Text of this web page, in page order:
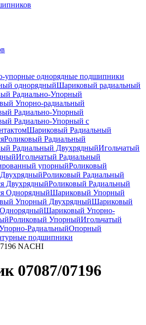
упорные однорядные подшипники
однорядныйШариковый радиальный
Радиально-Упорный
Упорно-радиальный
Радиально-Упорный
Радиально-Упорный с
Шариковый Радиальный
Роликовый Радиальный
Радиальный ДвухрядныйИгольчатый
Игольчатый Радиальный
упорныйРоликовый
Роликовый Радиальный
ДвухрядныйРоликовый Радиальный
ОднорядныйШариковый Упорный
Упорный ДвухрядныйШариковый
Шариковый Упорно-
Роликовый УпорныйИгольчатый
РадиальныйОпорный
подшипники
NACHI
07087/07196